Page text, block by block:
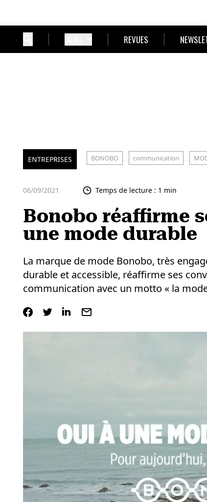
REVUES
ENTREPRISES BONOBO communication
06/09/2021 Temps de lecture : 1 min
Bonobo réaffirme
une mode durable
La marque de mode Bonobo, très
durable et accessible, réaffirme ses
communication avec un motto « la